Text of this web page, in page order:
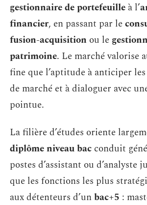
gestionnaire de portefeuille à l’
financier, en passant par le
fusion-acquisition ou le
patrimoine. Le marché valorise
fine que l’aptitude à anticiper
de marché et à dialoguer avec
pointue.
La filière d’études oriente
diplôme niveau bac conduit
postes d’assistant ou d’analyste
que les fonctions les plus
aux détenteurs d’unbac+5 :